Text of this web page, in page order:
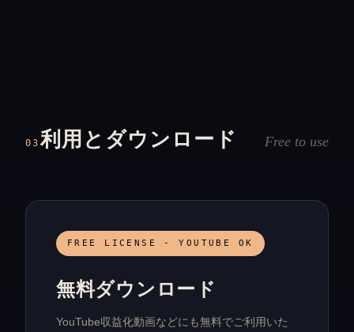
03利用とダウンロード Free to use
FREE LICENSE - YOUTUBE OK
無料ダウンロード
YouTube収益化動画などにも無料でご利用いた